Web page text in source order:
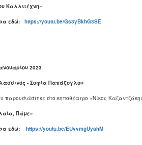
Καλλιτέχνη»
εδώ: https://youtu.be/Gs3yBkhG3SE
2023
- Σοφία Παπάζογλου
στο κηποθέατρο «Νίκος
Πάμε»
εδώ: https://youtu.be/EUvvmgUyahM